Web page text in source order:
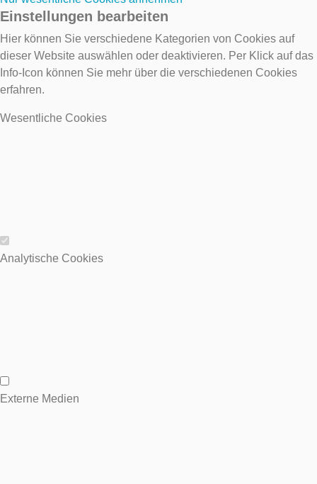
Einstellungen bearbeiten
Hier können Sie verschiedene Kategorien von Cookies auf
dieser Website auswählen oder deaktivieren. Per Klick auf das
Info-Icon können Sie mehr über die verschiedenen Cookies
erfahren.
Wesentliche Cookies
Wesentliche Cookies
Analytische Cookies
Analytische Cookies
Externe Medien